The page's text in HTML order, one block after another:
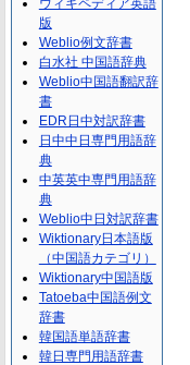
ウィキペディア英語
版
Weblio例文辞書
白水社 中国語辞典
Weblio中国語翻訳辞
書
EDR日中対訳辞書
日中中日専門用語辞
典
中英英中専門用語辞
典
Weblio中日対訳辞書
Wiktionary日本語版
（中国語カテゴリ）
Wiktionary中国語版
Tatoeba中国語例文
辞書
韓国語単語辞書
韓日専門用語辞書